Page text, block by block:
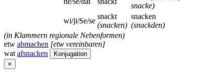
snacke)
wi/ji/Se/se
snackt
(snacken)
snacken
(snackden)
(in Klammern regionale Nebenformen)
etw abmachen [etw vereinbaren]
wat afsnacken
Konjugation
×